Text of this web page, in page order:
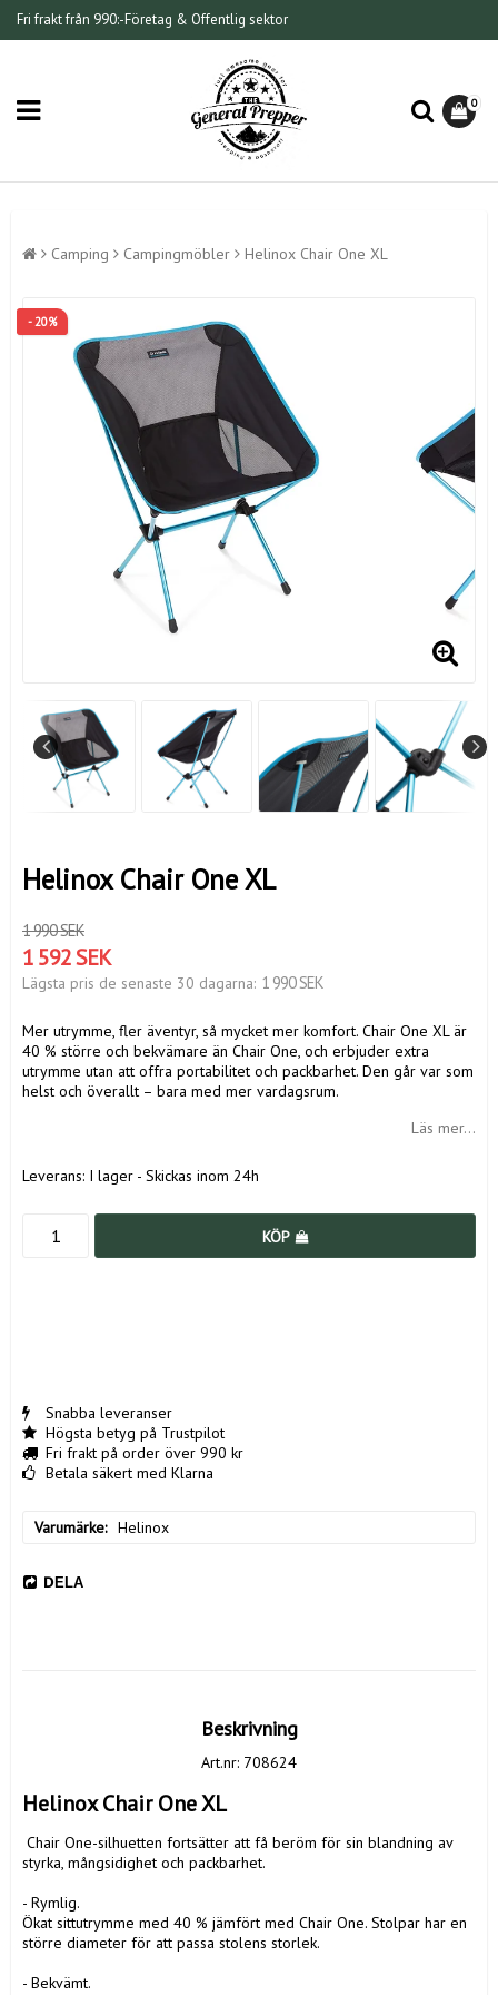
Fri frakt från 990:-Företag & Offentlig sektor
0
Camping Campingmöbler Helinox Chair One XL
- 20%
Helinox Chair One XL
1 990 SEK
1 592 SEK
Lägsta pris de senaste 30 dagarna 1 990 SEK
Mer utrymme, fler äventyr, så mycket mer komfort. Chair One XL är
40 % större och bekvämare än Chair One, och erbjuder extra
utrymme utan att offra portabilitet och packbarhet. Den går var som
helst och överallt – bara med mer vardagsrum.
Läs mer...
Leverans: I lager - Skickas inom 24h
KÖP
Snabba leveranser
Högsta betyg på Trustpilot
Fri frakt på order över 990 kr
Betala säkert med Klarna
Varumärke Helinox
DELA
Beskrivning
Art.nr: 708624
Helinox Chair One XL
styrka, mångsidighet och packbarhet.
- Rymlig.
Ökat sittutrymme med 40 % jämfört med Chair One. Stolpar har en
större diameter för att passa stolens storlek.
- Bekvämt.